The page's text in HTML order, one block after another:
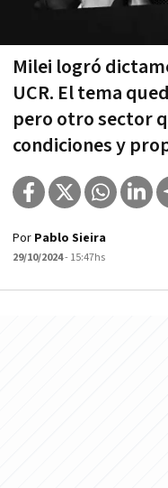
Milei logró
UCR. El tema
pero otro sector
condiciones y
Por Pablo Sieira
29/10/2024- 15:47hs